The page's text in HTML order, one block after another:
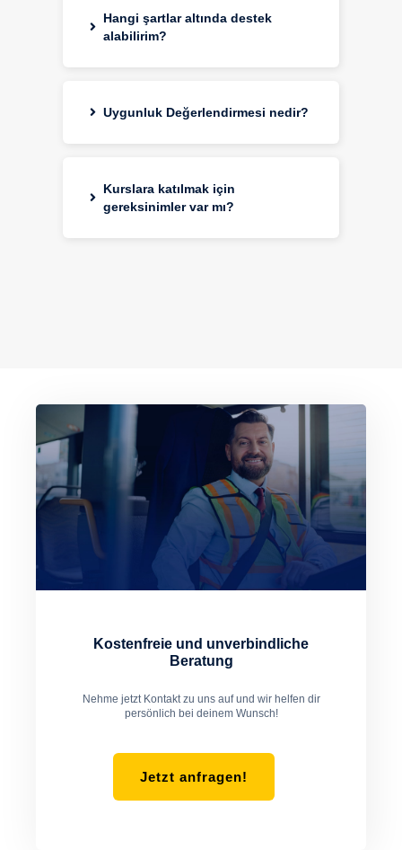
koşullar sağlandığında mümkündür:
1.
Hangi şartlar altında destek
alabilirim?
Uygunluk Değerlendirmesi nedir?
Kurslara katılmak için
gereksinimler var mı?
Kostenfreie und unverbindliche
Beratung
Nehme jetzt Kontakt zu uns auf und wir helfen dir
persönlich bei deinem Wunsch!
Jetzt anfragen!